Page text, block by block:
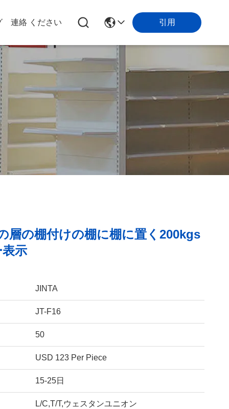
連絡 ください 引用
層の棚付けの棚に棚に置く200kgs
示
JINTA
JT-F16
50
USD 123 Per Piece
15-25日
L/C,T/T,ウェスタンユニオン